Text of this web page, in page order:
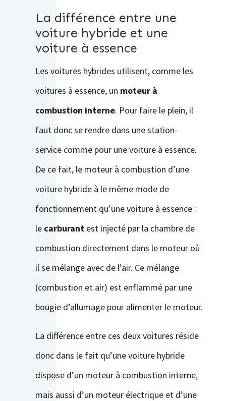
La différence entre une
voiture hybride et une
voiture à essence
Les voitures hybrides utilisent, comme les
voitures à essence, un moteur à
combustion interne. Pour faire le plein, il
faut donc se rendre dans une station-
service comme pour une voiture à essence.
De ce fait, le moteur à combustion d’une
voiture hybride à le même mode de
fonctionnement qu’une voiture à essence :
le carburantest injecté par la chambre de
combustion directement dans le moteur où
il se mélange avec de l’air. Ce mélange
(combustion et air) est enflammé par une
bougie d’allumage pour alimenter le moteur.
La différence entre ces deux voitures réside
donc dans le fait qu’une voiture hybride
dispose d’un moteur à combustion interne,
mais aussi d’un moteur électriqueet d’une